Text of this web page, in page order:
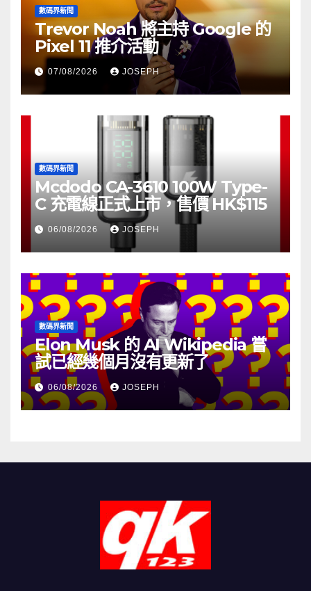
數碼界新聞
Trevor Noah 將主持 Google 的
Pixel 11 推介活動
07/08/2026 JOSEPH
數碼界新聞
Mcdodo CA-3610 100W Type-
C 充電線正式上市，售價 HK$115
06/08/2026 JOSEPH
數碼界新聞
Elon Musk 的 AI Wikipedia 嘗
試已經幾個月沒有更新了
06/08/2026 JOSEPH